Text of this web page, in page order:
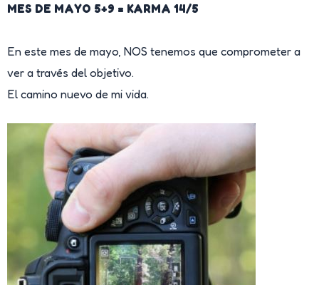
MES DE MAYO 5+9 = KARMA 14/5
En este mes de mayo, NOS tenemos que comprometer a
ver a través del objetivo.
El camino nuevo de mi vida.